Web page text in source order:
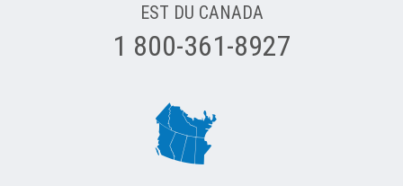
EST DU CANADA
1 800-361-8927